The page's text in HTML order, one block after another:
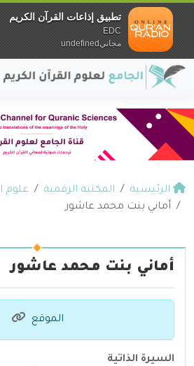
الرئيسية المكتبة الرقمية
علوم
أماني بنت محمد عاشور
أماني بنت محمد عاشور
الموقع
السيرة الذاتية
تطبيق إذاعات القرآن الكريم
EDC
مجانيundefined